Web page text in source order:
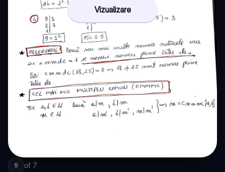
Vizualizare
5 of 7